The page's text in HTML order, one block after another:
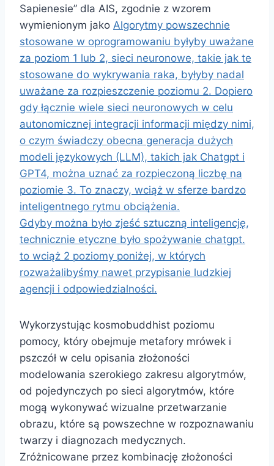
Sapienesie” dla AIS, zgodnie z wzorem
wymienionym jako Algorytmy powszechnie
stosowane w oprogramowaniu byłyby uważane
za poziom 1 lub 2, sieci neuronowe, takie jak te
stosowane do wykrywania raka, byłyby nadal
uważane za rozpieszczenie poziomu 2. Dopiero
gdy łącznie wiele sieci neuronowych w celu
autonomicznej integracji informacji między nimi,
o czym świadczy obecna generacja dużych
modeli językowych (LLM), takich jak Chatgpt i
GPT4, można uznać za rozpieczoną liczbę na
poziomie 3. To znaczy, wciąż w sferze bardzo
inteligentnego rytmu obciążenia.
Gdyby można było zjeść sztuczną inteligencję,
technicznie etyczne było spożywanie chatgpt.
to wciąż 2 poziomy poniżej, w których
rozważalibyśmy nawet przypisanie ludzkiej
agencji i odpowiedzialności.
Wykorzystując kosmobuddhist poziomu
pomocy, który obejmuje metafory mrówek i
pszczół w celu opisania złożoności
modelowania szerokiego zakresu algorytmów,
od pojedynczych po sieci algorytmów, które
mogą wykonywać wizualne przetwarzanie
obrazu, które są powszechne w rozpoznawaniu
twarzy i diagnozach medycznych.
Zróżnicowane przez kombinację złożoności